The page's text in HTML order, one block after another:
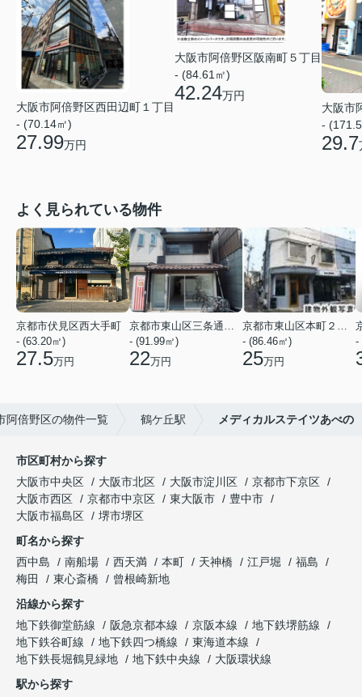
大阪市阿倍野区西田辺町１丁目
- (70.14㎡)
27.99万円
大阪市阿倍野区阪南町５丁目
- (84.61㎡)
42.24万円
大阪市
-
29.7
よく見られている物件
京都市伏見区西大手町
- (63.20㎡)
27.5万円
- (91.99㎡)
22万円
- (86.46㎡)
25万円
-
阿倍野区の物件一覧 鶴ケ丘駅 メディカルステイツあべの
市区町村から探す
大阪市中央区
大阪市北区 大阪市淀川区
京都市下京区
大阪市西区
京都市中京区 東大阪市
豊中市
大阪市福島区
堺市堺区
町名から探す
西中島
南船場 西天満 本町 天神橋 江戸堀
福島
梅田
東心斎橋
曾根崎新地
沿線から探す
地下鉄御堂筋線
阪急京都本線 京阪本線
地下鉄堺筋線
地下鉄谷町線
地下鉄四つ橋線
東海道本線
地下鉄長堀鶴見緑地
地下鉄中央線
大阪環状線
駅から探す